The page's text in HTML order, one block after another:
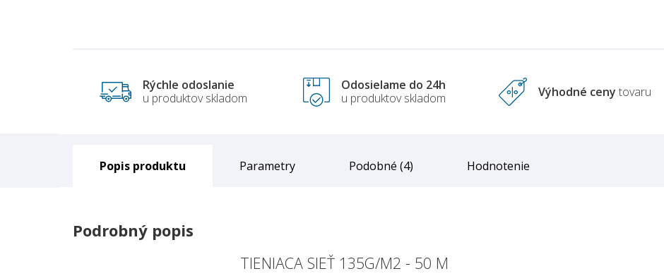
Rýchle odoslanie
u produktov skladom
Odosielame do 24h
u produktov skladom
Výhodné ceny tovaru
Popis Parametry Podobné (4) Hodnotenie
Podrobný popis
TIENIACA SIEŤ 135G/M2 - 50 M